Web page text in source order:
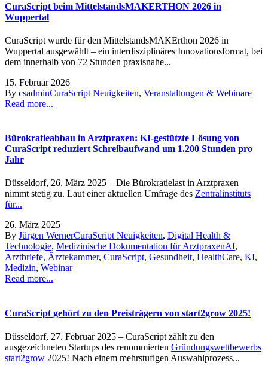
CuraScript beim MittelstandsMAKERTHON 2026 in
Wuppertal
CuraScript wurde für den MittelstandsMAKErthon 2026 in
Wuppertal ausgewählt – ein interdisziplinäres Innovationsformat, bei
dem innerhalb von 72 Stunden praxisnahe...
15. Februar 2026
By csadminCuraScript Neuigkeiten, Veranstaltungen & Webinare
Read more...
Bürokratieabbau in Arztpraxen: KI-gestützte Lösung von
CuraScript reduziert Schreibaufwand um 1.200 Stunden pro
Jahr
Düsseldorf, 26. März 2025 – Die Bürokratielast in Arztpraxen
nimmt stetig zu. Laut einer aktuellen Umfrage des Zentralinstituts
für...
26. März 2025
By Jürgen WernerCuraScript Neuigkeiten, Digital Health &
Technologie, Medizinische Dokumentation für ArztpraxenAI,
Arztbriefe, Ärztekammer, CuraScript, Gesundheit, HealthCare, KI,
Medizin, Webinar
Read more...
CuraScript gehört zu den Preisträgern von start2grow 2025!
Düsseldorf, 27. Februar 2025 – CuraScript zählt zu den
ausgezeichneten Startups des renommierten Gründungswettbewerbs
start2grow 2025! Nach einem mehrstufigen Auswahlprozess...